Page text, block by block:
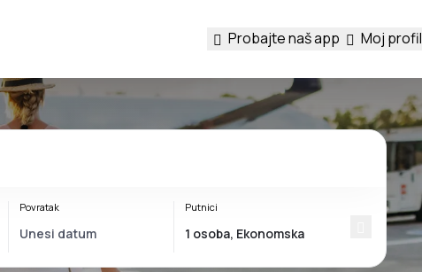
Probajte naš app Moj profil
Povratak Putnici